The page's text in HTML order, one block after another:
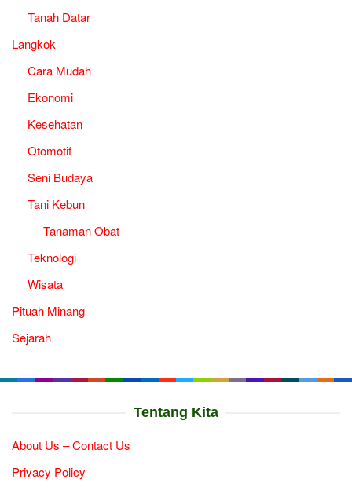
Tanah Datar
Langkok
Cara Mudah
Ekonomi
Kesehatan
Otomotif
Seni Budaya
Tani Kebun
Tanaman Obat
Teknologi
Wisata
Pituah Minang
Sejarah
Tentang Kita
About Us – Contact Us
Privacy Policy